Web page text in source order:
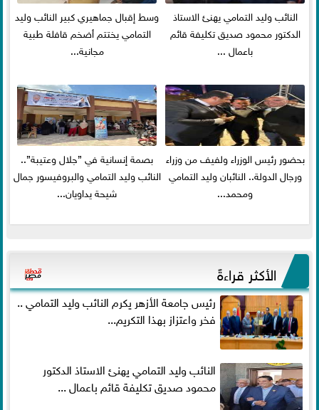
النائب وليد التمامي يهنئ الاستاذ
الدكتور محمود صديق تكليفة قائم
باعمال ...
وسط إقبال جماهيري كبير النائب وليد
التمامي يختتم أضخم قافلة طبية
مجانية...
بحضور رئيس الوزراء ولفيف من وزراء
ورجال الدولة.. النائبان وليد التمامي
ومحمد...
بصمة إنسانية في ”جلال وعتيبة”..
النائب وليد التمامي والبروفيسور جمال
شيحة يداويان...
الأكثر قراءةً
رئيس جامعة الأزهر يكرم النائب وليد التمامي ..
فخر واعتزاز بهذا التكريم...
النائب وليد التمامي يهنئ الاستاذ الدكتور
محمود صديق تكليفة قائم باعمال ...